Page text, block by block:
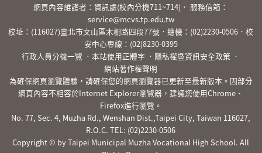
網頁內容維護者：資訊處(校內分機711~714)． 服務信箱：
service@mcvs.tp.edu.tw
校址：(116027)臺北市文山區木柵路四段77號．總機： (02)2230-0506 ．校
安中心專線： (02)8230-0395
行政人員分機一覽 ．本站使用正體字 ． 隱私權暨資訊安全政策 ．
網站著作權聲明
為確保網頁瀏覽體驗，請確保您的網頁瀏覽器已更新至最新版本。因部分
網頁內容不相容於Internet Explorer瀏覽器，建議您使用Chrome、
Firefox進行瀏覽。
No. 77, Sec. 4, Muzha Rd., Wenshan Dist.,Taipei City, Taiwan 116027,
R.O.C. TEL: (02)2230-0506
Copyright © by Taipei Municipal Muzha Vocational High School. All